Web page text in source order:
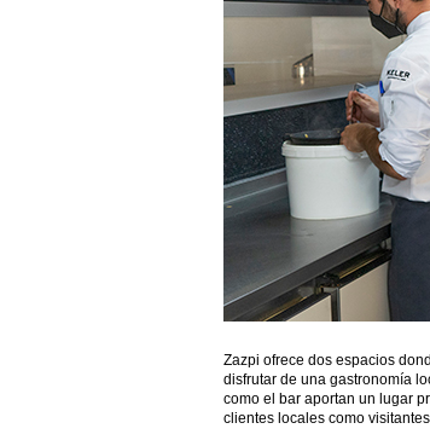
Zazpi ofrece dos espacios
disfrutar de una gastronomía
como el bar aportan un lugar
clientes locales como visitantes.